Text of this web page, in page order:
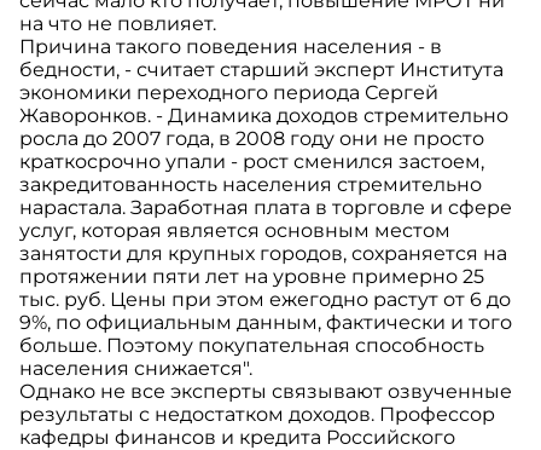
на что не повлияет.
Причина такого поведения населения - в
бедности, - считает старший эксперт Института
экономики переходного периода Сергей
Жаворонков. - Динамика доходов стремительно
росла до 2007 года, в 2008 году они не просто
краткосрочно упали - рост сменился застоем,
закредитованность населения стремительно
нарастала. Заработная плата в торговле и сфере
услуг, которая является основным местом
занятости для крупных городов, сохраняется на
протяжении пяти лет на уровне примерно 25
тыс. руб. Цены при этом ежегодно растут от 6 до
9%, по официальным данным, фактически и того
больше. Поэтому покупательная способность
населения снижается".
Однако не все эксперты связывают озвученные
результаты с недостатком доходов. Профессор
кафедры финансов и кредита Российского